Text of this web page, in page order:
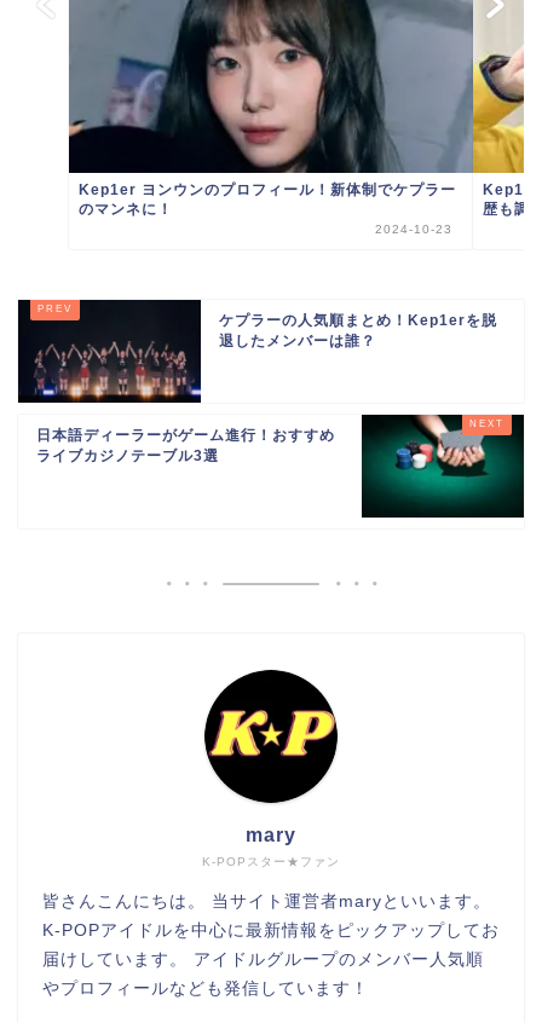
Kep1er ヨンウンのプロフィール！新体制でケプラー
のマンネに！
2024-10-23
Kep1er
歴も調
ケプラーの人気順まとめ！Kep1erを脱
退したメンバーは誰？
日本語ディーラーがゲーム進行！おすすめ
ライブカジノテーブル3選
K-POPスター★ファン
mary
皆さんこんにちは。 当サイト運営者maryといいます。
K-POPアイドルを中心に最新情報をピックアップしてお
届けしています。 アイドルグループのメンバー人気順
やプロフィールなども発信しています！